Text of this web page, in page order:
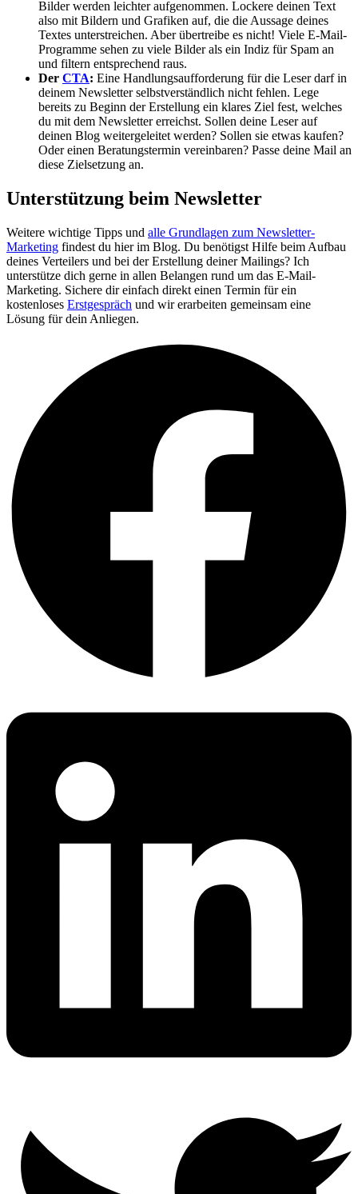
Bilder werden leichter aufgenommen. Lockere deinen Text
also mit Bildern und Grafiken auf, die die Aussage deines
Textes unterstreichen. Aber übertreibe es nicht! Viele E-Mail-
Programme sehen zu viele Bilder als ein Indiz für Spam an
und filtern entsprechend raus.
Der CTA: Eine Handlungsaufforderung für die Leser darf in
deinem Newsletter selbstverständlich nicht fehlen. Lege
bereits zu Beginn der Erstellung ein klares Ziel fest, welches
du mit dem Newsletter erreichst. Sollen deine Leser auf
deinen Blog weitergeleitet werden? Sollen sie etwas kaufen?
Oder einen Beratungstermin vereinbaren? Passe deine Mail an
diese Zielsetzung an.
Unterstützung beim Newsletter
Weitere wichtige Tipps und alle Grundlagen zum Newsletter-
Marketing findest du hier im Blog. Du benötigst Hilfe beim Aufbau
deines Verteilers und bei der Erstellung deiner Mailings? Ich
unterstütze dich gerne in allen Belangen rund um das E-Mail-
Marketing. Sichere dir einfach direkt einen Termin für ein
kostenloses Erstgespräch und wir erarbeiten gemeinsam eine
Lösung für dein Anliegen.